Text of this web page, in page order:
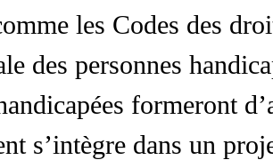
les Codes des
des personnes
formeront
s’intègre dans un